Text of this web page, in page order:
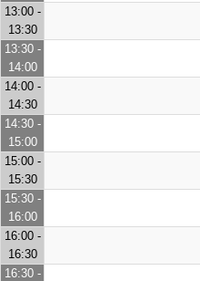
13:00 -
13:30
13:30 -
14:00
14:00 -
14:30
14:30 -
15:00
15:00 -
15:30
15:30 -
16:00
16:00 -
16:30
16:30 -